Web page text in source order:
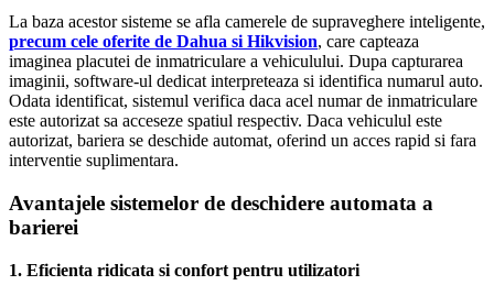
La baza acestor sisteme se afla camerele de supraveghere inteligente,
precum cele oferite de Dahua si Hikvision, care capteaza
imaginea placutei de inmatriculare a vehiculului. Dupa capturarea
imaginii, software-ul dedicat interpreteaza si identifica numarul auto.
Odata identificat, sistemul verifica daca acel numar de inmatriculare
este autorizat sa acceseze spatiul respectiv. Daca vehiculul este
autorizat, bariera se deschide automat, oferind un acces rapid si fara
interventie suplimentara.
Avantajele sistemelor de deschidere automata a
barierei
1. Eficienta ridicata si confort pentru utilizatori